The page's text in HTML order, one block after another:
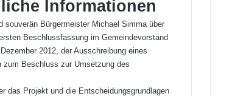
Informationen
Bürgermeister Michael Simma über
Beschlussfassung im Gemeindevorstand
2012, der Ausschreibung eines
zum Beschluss zur Umsetzung des
das Projekt und die Entscheidungsgrundlagen